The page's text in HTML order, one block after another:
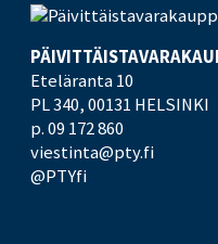
Eteläranta 10
PL 340,00131 HELSINKI
p. 09 172 860
viestinta@pty.fi
@PTYfi